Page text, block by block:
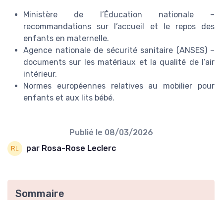
Ministère de l’Éducation nationale –
recommandations sur l’accueil et le repos des
enfants en maternelle.
Agence nationale de sécurité sanitaire (ANSES) –
documents sur les matériaux et la qualité de l’air
intérieur.
Normes européennes relatives au mobilier pour
enfants et aux lits bébé.
Publié le 08/03/2026
par Rosa-Rose Leclerc
Sommaire